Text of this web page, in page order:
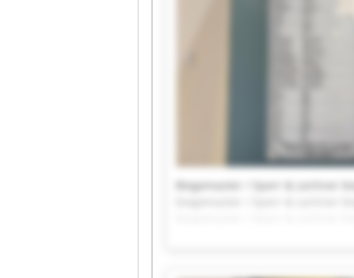
Biegemaster / Sperr & Lechner
biegemaster / Sperr & Lechner